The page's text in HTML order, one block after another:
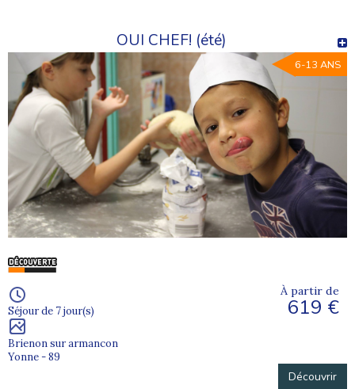
OUI CHEF! (été)
6-13 ANS
Séjour de 7 jour(s)
Brienon sur armancon
Yonne - 89
À partir de
619 €
Découvrir